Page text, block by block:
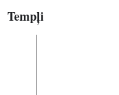
Tempļi